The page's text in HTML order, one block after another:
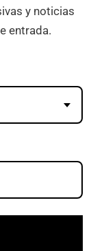
y noticias
entrada.